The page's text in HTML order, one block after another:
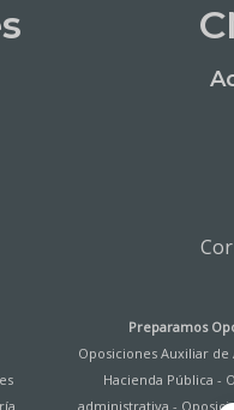
Preparamos
Oposiciones Auxiliar
Hacienda Pública -
administrativa -